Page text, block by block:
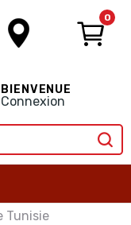
0
BIENVENUE
Connexion
Tunisie